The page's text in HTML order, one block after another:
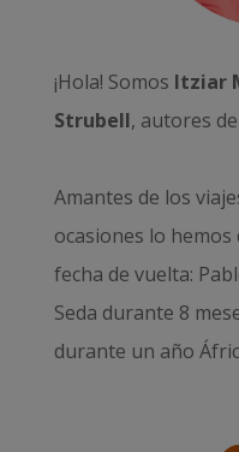
¡Hola! Somos Itziar
Strubell, autores
Amantes de los
ocasiones lo
fecha de vuelta:
Seda durante 8
durante un año